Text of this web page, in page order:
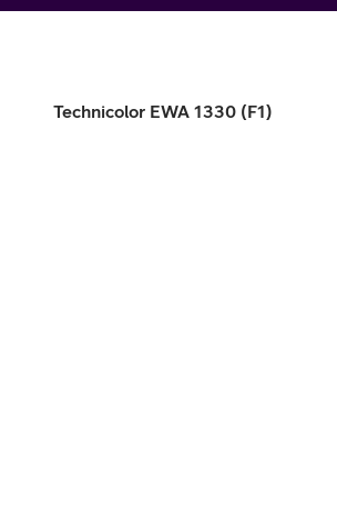
Utomlands
Technicolor EWA 1330 (F1)